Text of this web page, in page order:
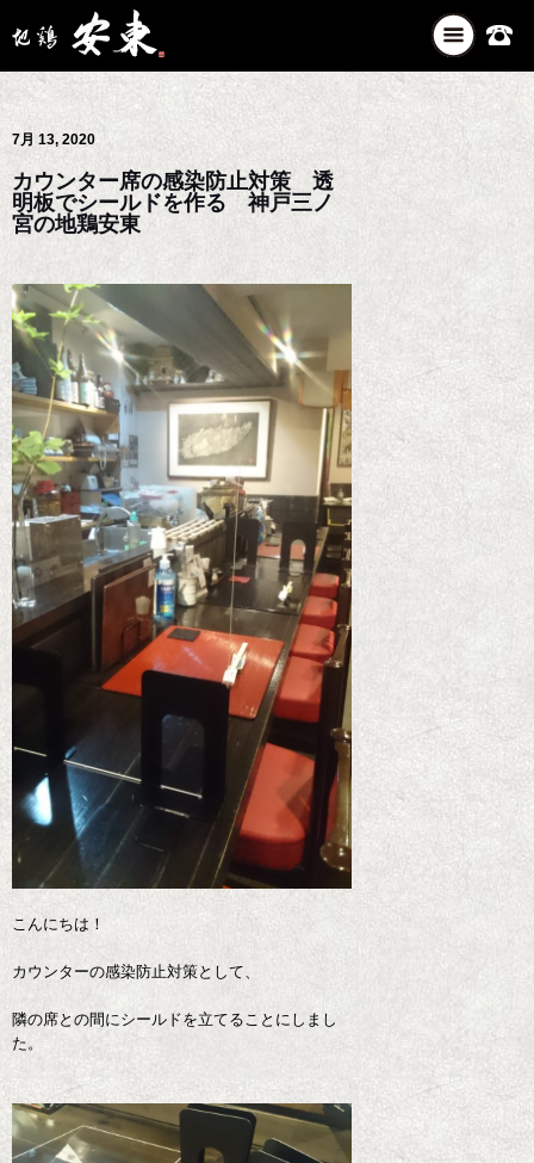
ナ
ビ
ゲ
シ
7月 13, 2020
カウンター席の感染防止対策 透
明板でシールドを作る 神戸三ノ
宮の地鶏安東
こんにちは！
カウンターの感染防止対策として、
隣の席との間にシールドを立てることにしまし
た。